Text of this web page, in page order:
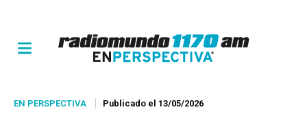
EN PERSPECTIVA Publicado el 13/05/2026